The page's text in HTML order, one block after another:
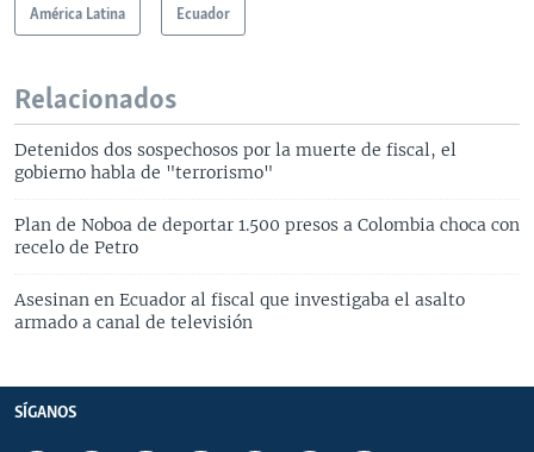
América Latina Ecuador
Relacionados
Detenidos dos sospechosos por la muerte de fiscal, el
gobierno habla de "terrorismo"
Plan de Noboa de deportar 1.500 presos a Colombia choca con
recelo de Petro
Asesinan en Ecuador al fiscal que investigaba el asalto
armado a canal de televisión
SÍGANOS